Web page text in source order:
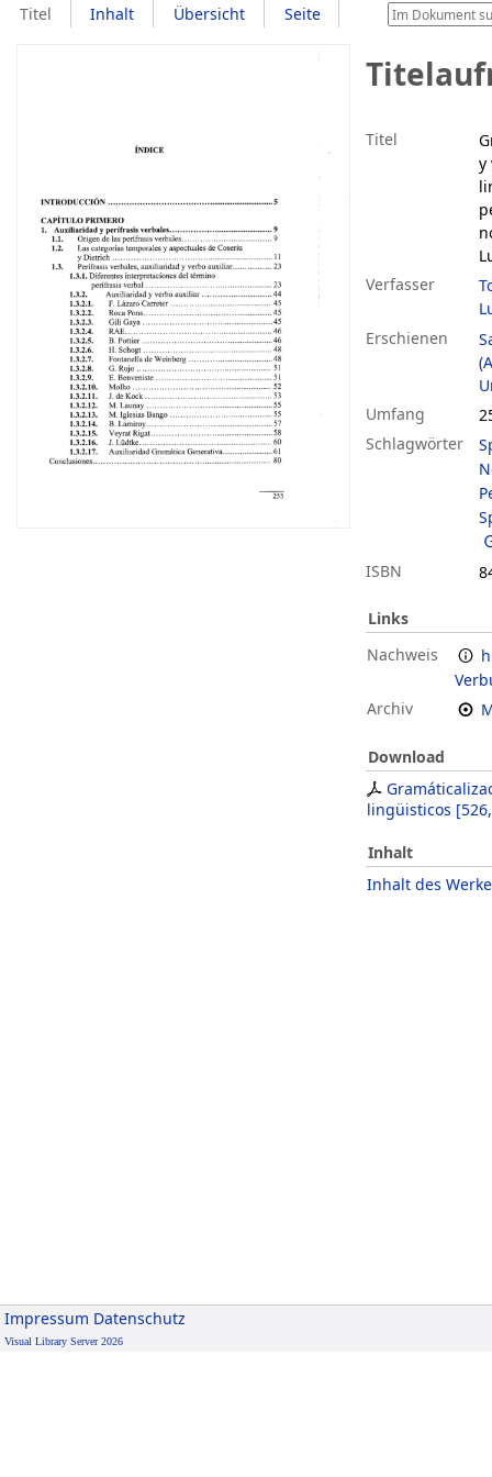
Titel Inhalt Übersicht Seite
Titel
y
Verfasser
Erschienen
Umfang
Schlagwörter
ISBN
Links
Nachweis
Archiv
Download
lingüisticos [
Inhalt
Inhalt des
Impressum Datenschutz
Visual Library Server 2026